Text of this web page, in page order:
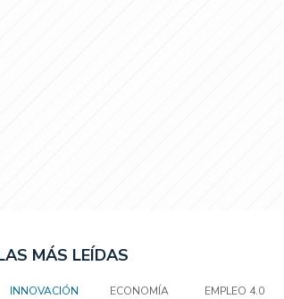
MÁS LEÍDAS
INNOVACIÓN
ECONOMÍA
EMPLEO 4.0